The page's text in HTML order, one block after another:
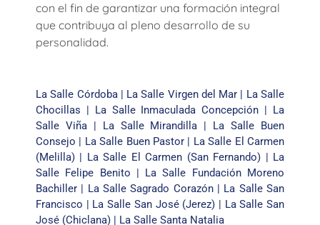
con el fin de garantizar una formación integral
que contribuya al pleno desarrollo de su
personalidad.
La Salle Córdoba| La Salle Virgen del Mar | La Salle
Chocillas | La Salle Inmaculada Concepción | La
Salle Viña| La Salle Mirandilla | La Salle Buen
Consejo | La Salle Buen Pastor | La Salle El Carmen
(Melilla) | La Salle El Carmen (San Fernando) | La
Salle Felipe Benito | La Salle Fundación Moreno
Bachiller | La Salle Sagrado Corazón| La Salle San
Francisco | La Salle San José (Jerez) | La Salle San
José (Chiclana) | La Salle Santa Natalia